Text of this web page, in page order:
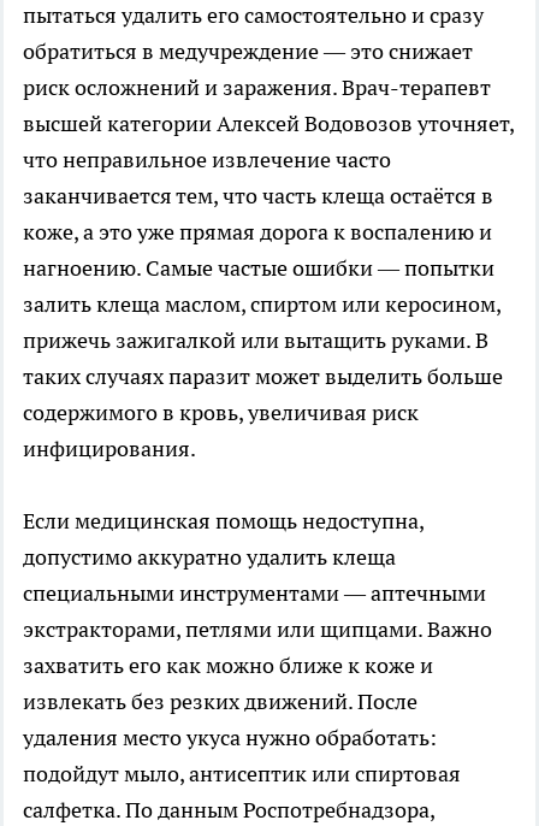
пытаться удалить его самостоятельно и сразу
обратиться в медучреждение — это снижает
риск осложнений и заражения. Врач-терапевт
высшей категории Алексей Водовозов уточняет,
что неправильное извлечение часто
заканчивается тем, что часть клеща остаётся в
коже, а это уже прямая дорога к воспалению и
нагноению. Самые частые ошибки — попытки
залить клеща маслом, спиртом или керосином,
прижечь зажигалкой или вытащить руками. В
таких случаях паразит может выделить больше
содержимого в кровь, увеличивая риск
инфицирования.
Если медицинская помощь недоступна,
допустимо аккуратно удалить клеща
специальными инструментами — аптечными
экстракторами, петлями или щипцами. Важно
захватить его как можно ближе к коже и
извлекать без резких движений. После
удаления место укуса нужно обработать:
подойдут мыло, антисептик или спиртовая
салфетка. По данным Роспотребнадзора,